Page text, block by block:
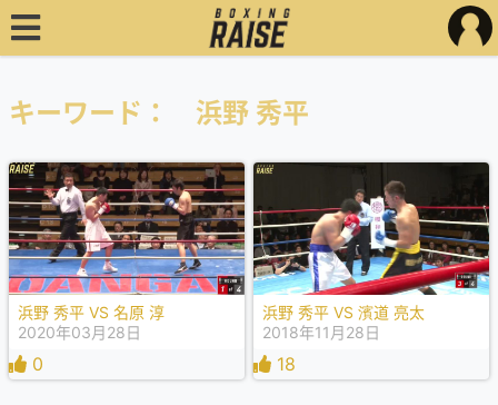
キーワード： 浜野 秀平
浜野 秀平 VS 名原 淳
2020年03月28日
0
浜野 秀平 VS 濱道 亮太
2018年11月28日
18